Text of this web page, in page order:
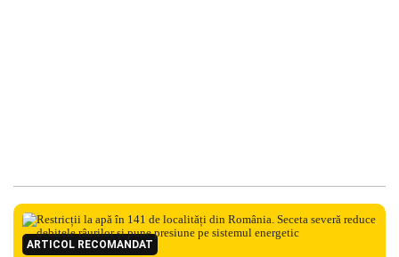
ARTICOL RECOMANDAT